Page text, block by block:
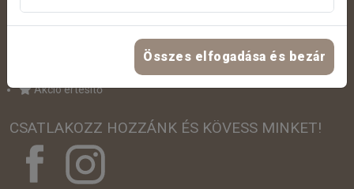
Panasz bejelentése
Akció értesítő
CSATLAKOZZ HOZZÁNK ÉS KÖVESS MINKET!
Összes elfogadása és bezár